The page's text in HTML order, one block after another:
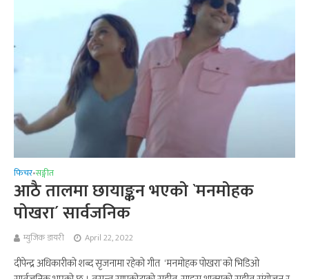
फिचर•सङ्गीत
आठै तालमा छायाङ्कन भएको `मनमोहक
पोखरा´ सार्वजनिक
म्युजिक डायरी April 22, 2022
दीपेन्द्र अधिकारीको शब्द सृजनामा रहेको गीत ‘मनमोहक पोखरा’ को भिडिओ